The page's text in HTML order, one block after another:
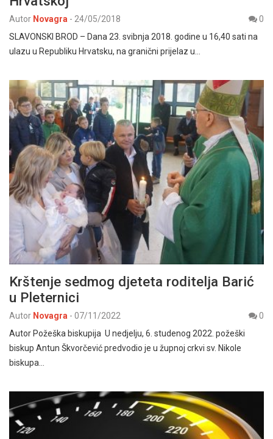
Autor Novagra - 24/05/2018
0
SLAVONSKI BROD – Dana 23. svibnja 2018. godine u 16,40 sati na
ulazu u Republiku Hrvatsku, na granični prijelaz u…
Krštenje sedmog djeteta roditelja Barić
u Pleternici
Autor Novagra - 07/11/2022
0
Autor Požeška biskupija U nedjelju, 6. studenog 2022. požeški
biskup Antun Škvorčević predvodio je u župnoj crkvi sv. Nikole
biskupa…